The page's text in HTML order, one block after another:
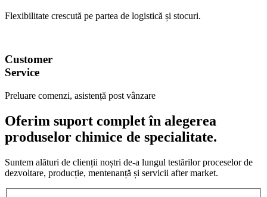
Flexibilitate crescută pe partea de logistică și stocuri.
Customer
Service
Preluare comenzi, asistență post vânzare
Oferim suport complet în alegerea
produselor chimice de specialitate.
Suntem alături de clienții noștri de-a lungul testărilor proceselor de
dezvoltare, producție, mentenanță și servicii after market.